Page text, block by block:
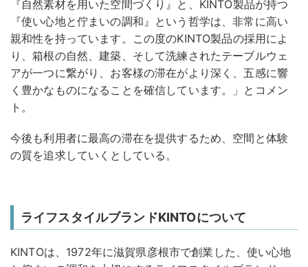
『自然素材を用いた空間づくり』と、KINTO製品が持つ
『使い心地と佇まいの調和』という哲学は、非常に高い
親和性を持っています。この度のKINTO製品の採用によ
り、箱根の自然、建築、そして洗練されたテーブルウェ
アが一つに繋がり、お客様の滞在がより深く、五感に響
く豊かなものになることを確信しています。」とコメン
ト。
今後も利用者に最高の滞在を提供するため、空間と体験
の質を追求していくとしている。
ライフスタイルブランドKINTOについて
KINTOは、1972年に滋賀県彦根市で創業した、使い心地